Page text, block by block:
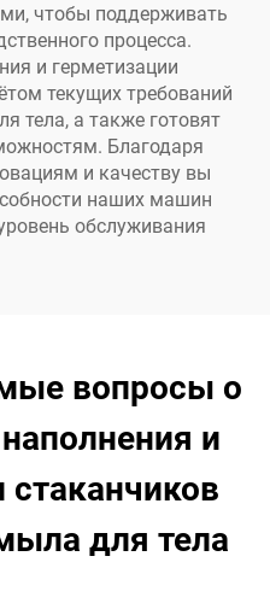
чтобы поддерживать
процесса.
и герметизации
текущих требований
тела, а также готовят
Благодаря
и качеству вы
наших машин
обслуживания
вопросы о
и
стаканчиков
для тела